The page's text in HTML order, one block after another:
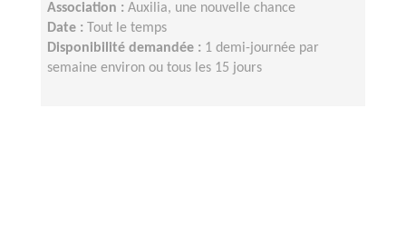
Association : Auxilia, une nouvelle chance
Date :
Tout le temps
Disponibilité demandée : 1 demi-journée par
semaine environ ou tous les 15 jours